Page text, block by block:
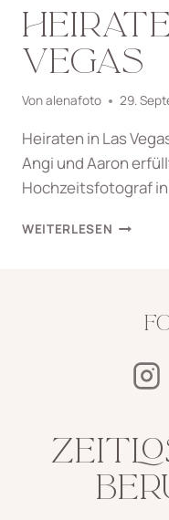
VEGAS
Vonalenafoto 29.
Heiraten in Las
Angi und Aaron
Hochzeitsfotograf
WEITERLESEN HEIRATEN